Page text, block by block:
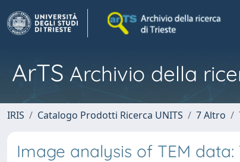
ArTS Archivio della
IRIS Catalogo Prodotti Ricerca UNITS 7 Altro
Image analysis of TEM